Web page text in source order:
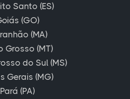
Santo (ES)
(GO)
(MA)
Grosso (MT)
do Sul (MS)
Gerais (MG)
Pará (PA)